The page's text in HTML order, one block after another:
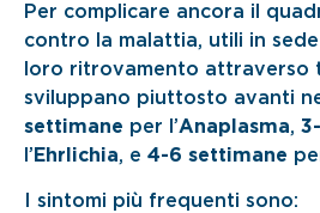
Per complicare ancora il
contro la malattia, utili in
loro ritrovamento attraverso
sviluppano piuttosto avanti
settimane per l’Anaplasma,
l’ Ehrlichia, e 4-6 settimane
I sintomi più frequenti sono: